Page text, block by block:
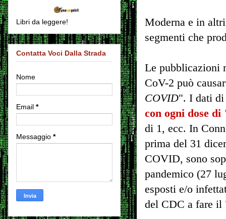
Moderna e in
segmenti che
Le pubblicazioni
CoV-2 può
COVID". I dati di
con ogni dose
di 1, ecc. In
prima del 31
COVID, sono
pandemico (27
esposti e/o
del CDC a fare
Libri da leggere!
Contatta Voci Dalla Strada
Nome
Email *
Messaggio *